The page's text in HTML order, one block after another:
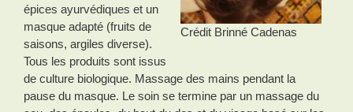
Crédit Brinné Cadenas
épices ayurvédiques et un
masque adapté (fruits de
saisons, argiles diverse).
Tous les produits sont issus
de culture biologique. Massage des mains pendant la
pause du masque. Le soin se termine par un massage du